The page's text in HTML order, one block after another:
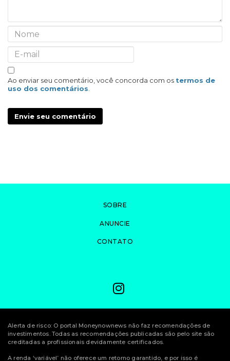
Ao enviar seu comentário, você concorda com os termos de
uso dos comentários.
Envie seu comentário
SOBRE
ANUNCIE
CONTATO
Alerta de risco: O portal Moneynownews não faz recomendações de
investimentos. Todas as recomendações publicadas são pelo site são
creditadas a profissionais devidamente certificados.
A renda ‘variável’ não oferece um retorno garantido, e por isso é